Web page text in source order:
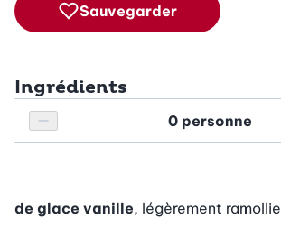
Sauvegarder
Ingrédients
Réduire le nombre de personnes
Personnes
de glace vanille, légèrement ramollie